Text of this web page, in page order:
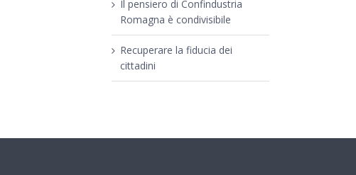
Il pensiero di Confindustria
Romagna è condivisibile
Recuperare la fiducia dei
cittadini